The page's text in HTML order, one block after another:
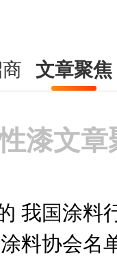
文章聚焦
漆文章
我国涂料
料协会名